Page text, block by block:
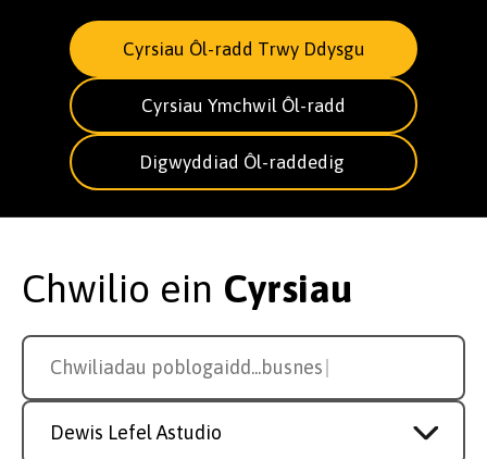
Cyrsiau Ôl-radd Trwy Ddysgu
Cyrsiau Ymchwil Ôl-radd
Digwyddiad Ôl-raddedig
Chwilio ein Cyrsiau
Search
a
course
Chwiliadau poblogaidd...cyfrifiadureg
Study
Level